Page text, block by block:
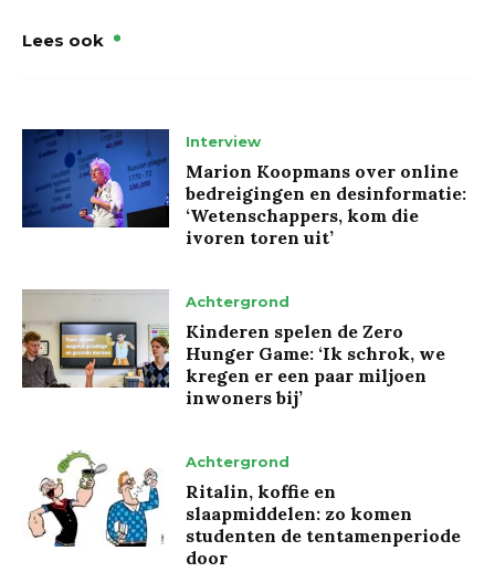
Lees ook
Interview
Marion Koopmans over online
bedreigingen en desinformatie:
‘Wetenschappers, kom die
ivoren toren uit’
Achtergrond
Kinderen spelen de Zero
Hunger Game: ‘Ik schrok, we
kregen er een paar miljoen
inwoners bij’
Achtergrond
Ritalin, koffie en
slaapmiddelen: zo komen
studenten de tentamenperiode
door